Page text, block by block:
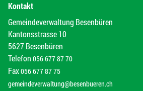
Kontakt
Gemeindeverwaltung Besenbüren
Kantonsstrasse 10
5627 Besenbüren
Telefon 056 677 87 70
Fax056 677 87 75
gemeindeverwaltung@besenbueren.ch